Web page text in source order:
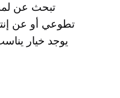
تبحث عن
تطوعي أو عن